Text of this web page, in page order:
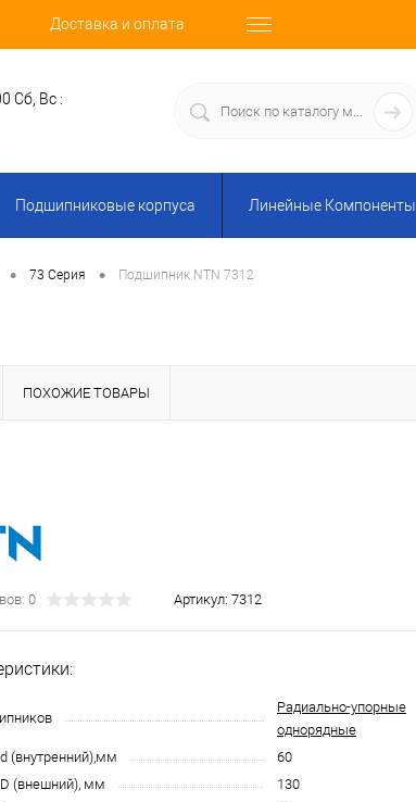
Доставка и оплата
Сб, Вс :
Подшипниковые корпуса Линейные Компоненты
• 73 Серия • Подшипник NTN 7312
ПОХОЖИЕ ТОВАРЫ
0 Артикул: 7312
Радиально-упорные
однорядные
(внутренний),мм
60
(внешний), мм
130